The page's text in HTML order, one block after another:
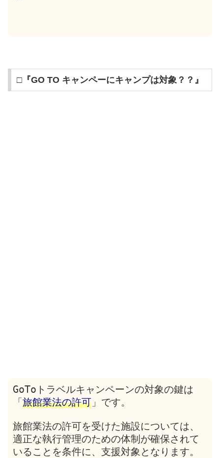
□『GO TO キャンペーにキャンプは対象？？』
GoToトラベルキャンペーンの対象の鍵は
「旅館業法の許可 」です。
旅館業法の許可を受けた施設については、
適正な執行管理のための体制が確保されて
いることを条件に、支援対象となります。